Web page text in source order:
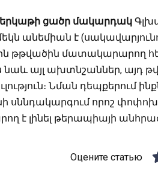
երկաթի ցածր մակարդակ
անեմիան է
թթվածին մատակարարող
նաև այլ ախտնշաններ, այդ
Նման դեպքերում
սննդակարգում որոշ
է լինել թերապիայի
Оцените статью